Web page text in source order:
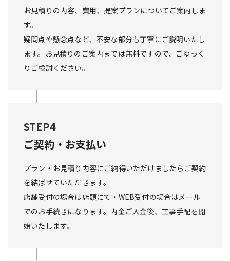
お見積りの内容、費用、提案プランについてご案内しま
す。
疑問点や懸念点など、不安な部分も丁寧にご説明いたし
ます。お見積りのご案内までは無料ですので、ごゆっく
りご検討ください。
STEP4
ご契約・お支払い
プラン・お見積り内容にご納得いただけましたらご契約
を結ばせていただきます。
店舗受付の場合は店頭にて・WEB受付の場合はメール
でのお手続きになります。内金ご入金後、工事手配を開
始いたします。